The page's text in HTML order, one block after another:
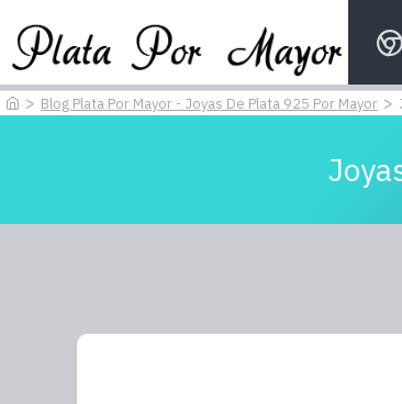
Blog Plata Por Mayor - Joyas De Plata 925 Por Mayor